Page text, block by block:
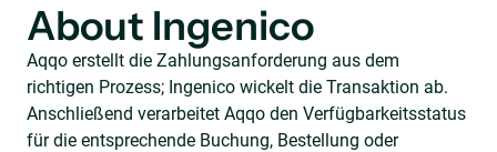
About Ingenico
Aqqo erstellt die Zahlungsanforderung aus dem
richtigen Prozess; Ingenico wickelt die Transaktion ab.
Anschließend verarbeitet Aqqo den Verfügbarkeitsstatus
für die entsprechende Buchung, Bestellung oder